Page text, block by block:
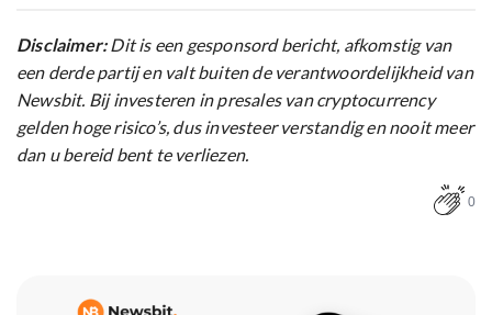
Disclaimer:Dit is een gesponsord bericht, afkomstig van
een derde partij en valt buiten de verantwoordelijkheid van
Newsbit. Bij investeren in presales van cryptocurrency
gelden hoge risico’s, dus investeer verstandig en nooit meer
dan u bereid bent te verliezen.
0